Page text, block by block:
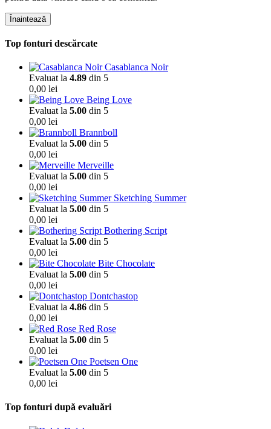
Înaintează
Top fonturi descărcate
Casablanca Noir
Evaluat la 4.89 din 5
0,00 lei
Being Love
Evaluat la 5.00 din 5
0,00 lei
Brannboll
Evaluat la 5.00 din 5
0,00 lei
Merveille
Evaluat la 5.00 din 5
0,00 lei
Sketching Summer
Evaluat la 5.00 din 5
0,00 lei
Bothering Script
Evaluat la 5.00 din 5
0,00 lei
Bite Chocolate
Evaluat la 5.00 din 5
0,00 lei
Dontchastop
Evaluat la 4.86 din 5
0,00 lei
Red Rose
Evaluat la 5.00 din 5
0,00 lei
Poetsen One
Evaluat la 5.00 din 5
0,00 lei
Top fonturi după evaluări